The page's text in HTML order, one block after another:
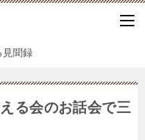
見聞録
る会のお話会で三